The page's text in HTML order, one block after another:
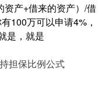
资产+借来的资产）/借
100万可以申请4%，
是，就是
担保比例公式